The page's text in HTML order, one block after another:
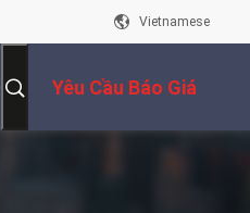
Vietnamese
Yêu Cầu Báo Giá